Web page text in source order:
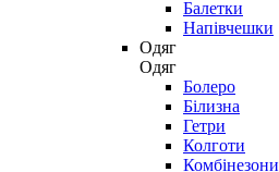
Балетки
Напівчешки
Одяг
Одяг
Болеро
Білизна
Гетри
Колготи
Комбінезони